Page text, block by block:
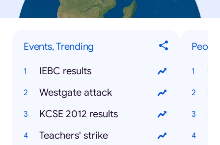
Events, Trending
IEBC results
Westgate attack
KCSE 2012 results
Teachers' strike